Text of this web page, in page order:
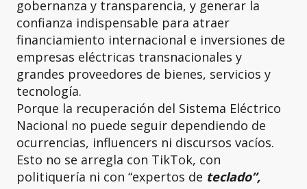
gobernanza y transparencia, y generar la
confianza indispensable para atraer
financiamiento internacional e inversiones de
empresas eléctricas transnacionales y
grandes proveedores de bienes, servicios y
tecnología.
Porque la recuperación del Sistema Eléctrico
Nacional no puede seguir dependiendo de
ocurrencias, influencers ni discursos vacíos.
Esto no se arregla con TikTok, con
politiquería ni con “expertos de teclado”,